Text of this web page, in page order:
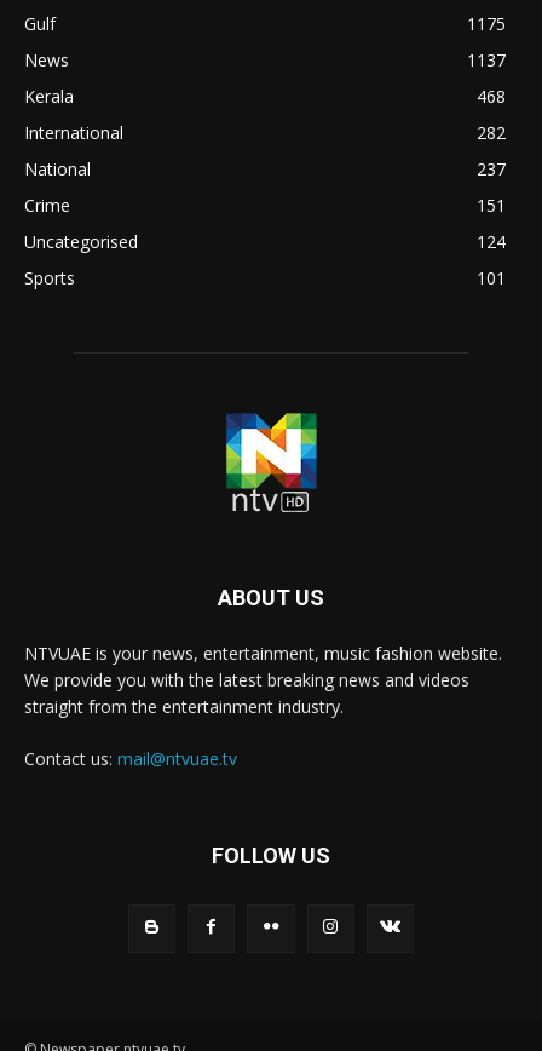
Gulf
1175
News
1137
Kerala
468
International
282
National
237
Crime
151
Uncategorised
124
Sports
101
ABOUT US
NTVUAE is your news, entertainment, music fashion website.
We provide you with the latest breaking news and videos
straight from the entertainment industry.
Contact us: mail@ntvuae.tv
FOLLOW US